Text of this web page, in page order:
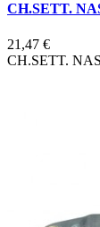
CH.SETT.
21,47 €
CH.SETT.